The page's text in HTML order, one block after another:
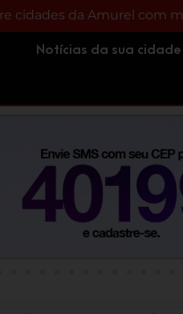
volta ao local do
Notícias da sua cidade